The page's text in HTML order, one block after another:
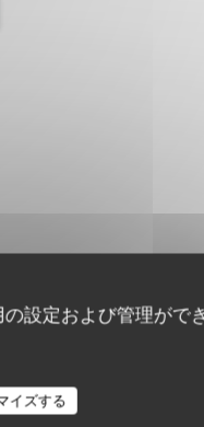
設定および管理がで
イズする